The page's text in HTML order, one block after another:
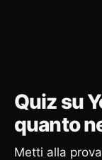
Quiz su
quanto
Metti alla